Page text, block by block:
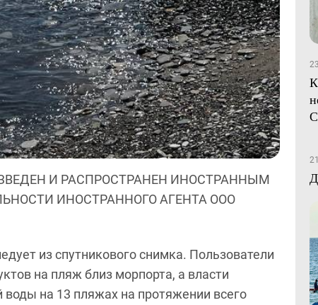
И РАСПРОСТРАНЕН ИНОСТРАННЫМ
ИНОСТРАННОГО АГЕНТА ООО
из спутникового снимка. Пользователи
на пляж близ морпорта, а власти
на 13 пляжах на протяжении всего